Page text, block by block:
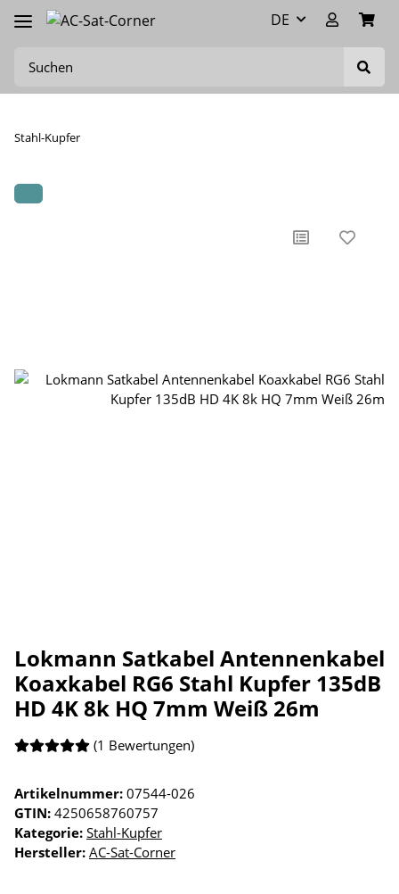
DE
Stahl-Kupfer
Lokmann Satkabel Antennenkabel
Koaxkabel RG6 Stahl Kupfer 135dB
HD 4K 8k HQ 7mm Weiß 26m
(1 Bewertungen)
Artikelnummer: 07544-026
GTIN: 4250658760757
Kategorie: Stahl-Kupfer
Hersteller: AC-Sat-Corner